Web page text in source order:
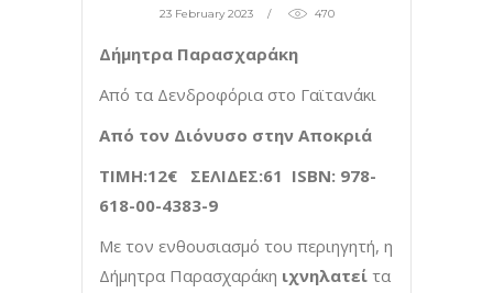
23 February 2023 470
Δήμητρα Παρασχαράκη
Από τα Δενδροφόρια στο Γαϊτανάκι
Από τον Διόνυσο στην Αποκριά
TIMH:12€ ΣΕΛΙΔΕΣ:61 ISBΝ: 978-
618-00-4383-9
Με τον ενθουσιασμό του περιηγητή, η
Δήμητρα Παρασχαράκη ιχνηλατεί τα